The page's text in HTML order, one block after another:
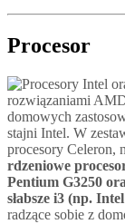
Procesor
rozwiązaniami
domowych
stajni Intel. W
procesory Celeron,
rdzeniowe
Pentium G3250
słabsze i3 (np.
radzące sobie z